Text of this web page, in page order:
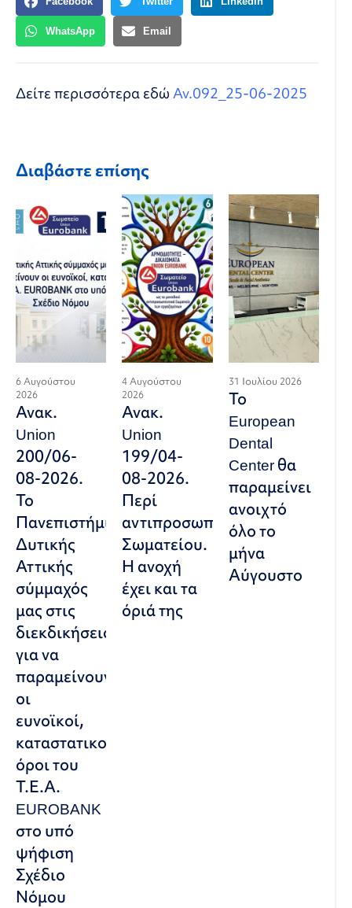
WhatsApp Email
Δείτε περισσότερα εδώ Αν.092_25-06-2025
Διαβάστε επίσης
6 Αυγούστου
2026
Ανακ.
Union
200/06-
08-2026.
Το
Πανεπιστήμιο
Δυτικής
Αττικής
σύμμαχός
μας στις
διεκδικήσεις,
για να
παραμείνουν
οι
ευνοϊκοί,
καταστατικοί
όροι του
Τ.Ε.Α.
EUROBANK
στο υπό
ψήφιση
Σχέδιο
Νόμου
4 Αυγούστου
2026
Ανακ.
Union
199/04-
08-2026.
Περί
αντιπροσωπευτικού
Σωματείου.
Η ανοχή
έχει και τα
όριά της
31 Ιουλίου 2026
Το
European
Dental
Center θα
παραμείνει
ανοιχτό
όλο το
μήνα
Αύγουστο